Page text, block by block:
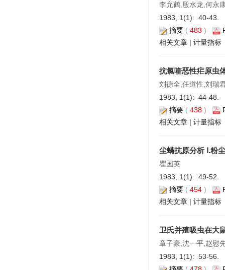
李允鹤,殷水龙,何永
1983, 1(1): 40-43.
摘要 ( 483 )
相关文章 | 计量指标
抗氯喹恶性疟原虫
刘德全,任道性,刘瑞
1983, 1(1): 44-48.
摘要 ( 438 )
相关文章 | 计量指标
尘螨抗原分析 Ⅰ.粉
瞿国英
1983, 1(1): 49-52.
摘要 ( 454 )
相关文章 | 计量指标
卫氏并殖吸虫在大
章子豪,沈一平,赵慰
1983, 1(1): 53-56.